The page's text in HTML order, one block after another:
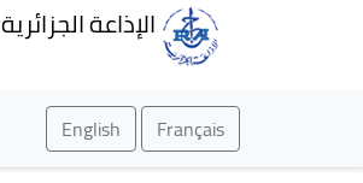
الإذاعة الجزائرية
Français
English